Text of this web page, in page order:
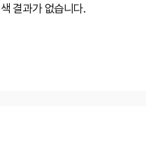
결과가 없습니다.